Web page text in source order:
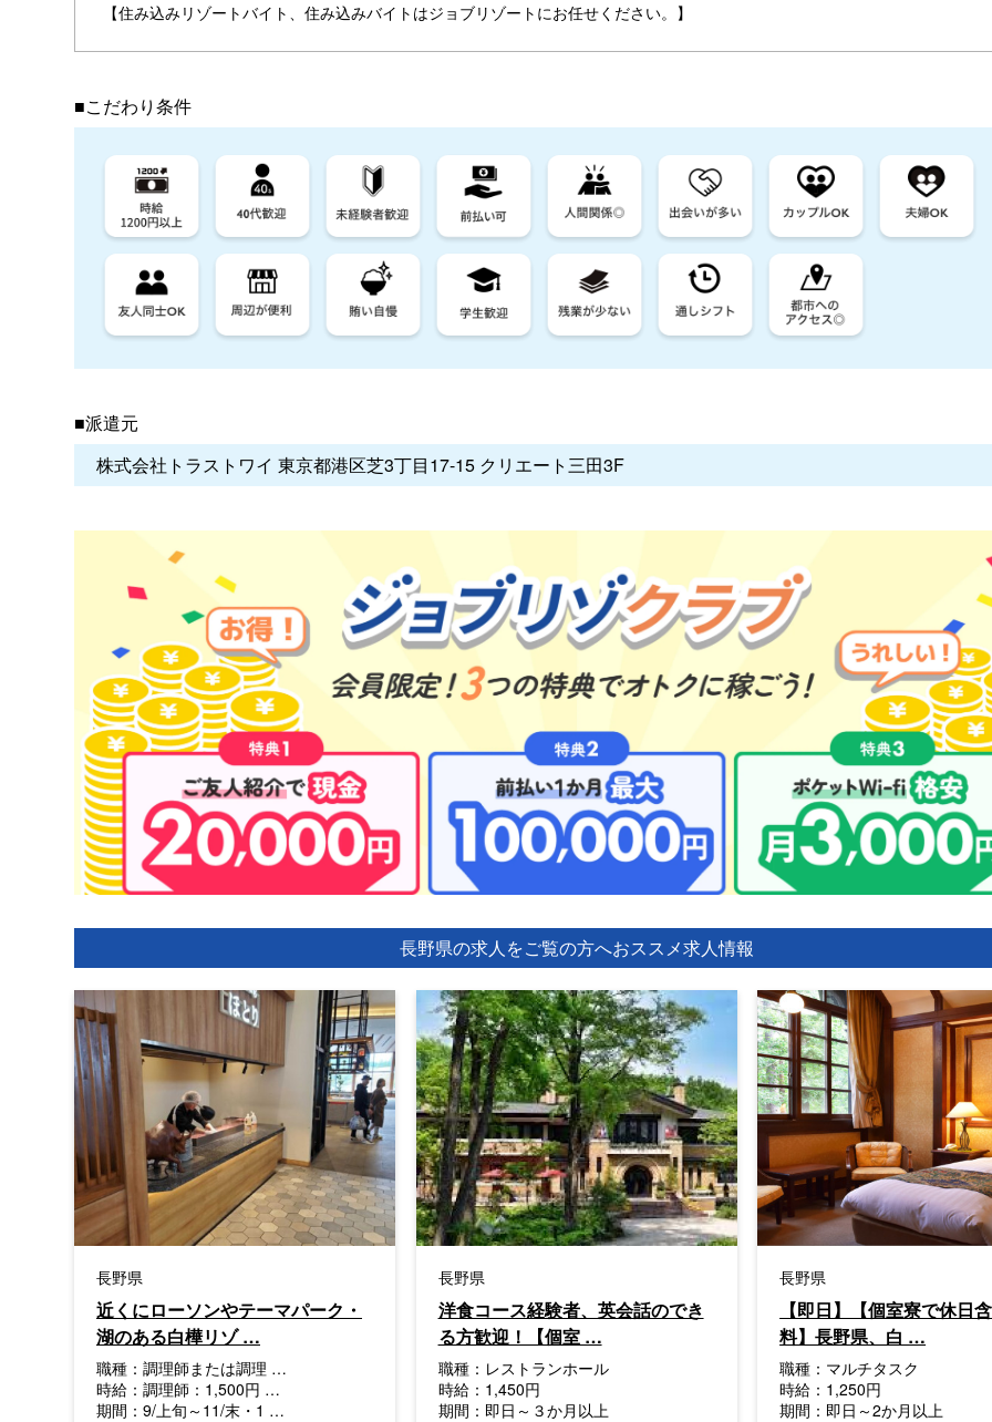
【住み込みリゾートバイト、住み込みバイトはジョブリゾートにお任せください。】
■こだわり条件
■派遣元
株式会社トラストワイ 東京都港区芝3丁目17-15 クリエート三田3F
長野県の求人をご覧の方へおススメ求人情報
長野県
近くにローソンやテーマパーク・
湖のある白樺リゾ …
職種： 調理師または調理 …
時給： 調理師：1,500円 …
期間： 9/上旬～11/末・1 …
長野県
洋食コース経験者、英会話のでき
る方歓迎！【個室 …
職種： レストランホール
時給： 1,450円
期間： 即日～３か月以上
長野県
【即日】【個室寮で休日
料】長野県、白 …
職種： マルチタスク
時給： 1,250円
期間：即日～2か月以上